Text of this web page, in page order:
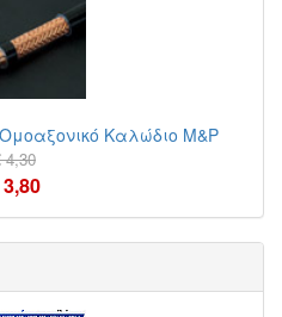
Καλώδιο M&P
4,30